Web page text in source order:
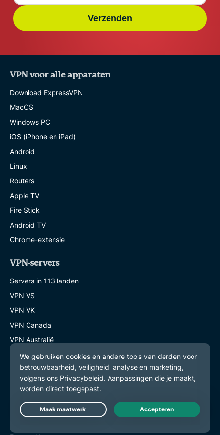
Verzenden
VPN voor alle apparaten
Download ExpressVPN
MacOS
Windows PC
iOS (iPhone en iPad)
Android
Linux
Routers
Apple TV
Fire Stick
Android TV
Chrome-extensie
VPN-servers
Servers in 113 landen
VPN VS
VPN VK
VPN Canada
VPN Australië
Functies
Alle functies bekijken
Abonnementen en prijzen
Producten Live Chat